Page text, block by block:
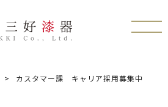
カスタマー課 キャリア採用募集中